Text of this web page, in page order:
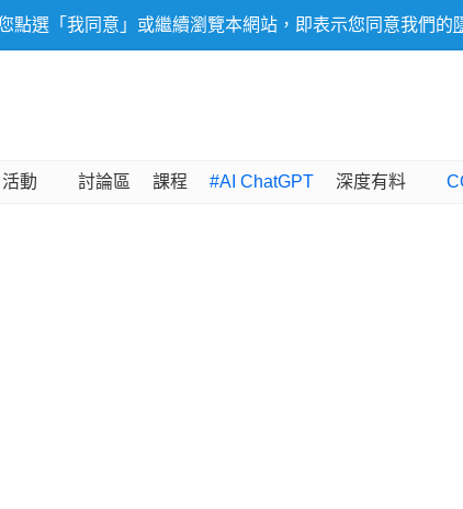
選「我同意」或繼續瀏覽本網站，即表示您同意我們的
活動 討論區 課程 #AI ChatGPT 深度有料